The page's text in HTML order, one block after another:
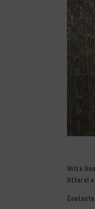
Votre
littoral